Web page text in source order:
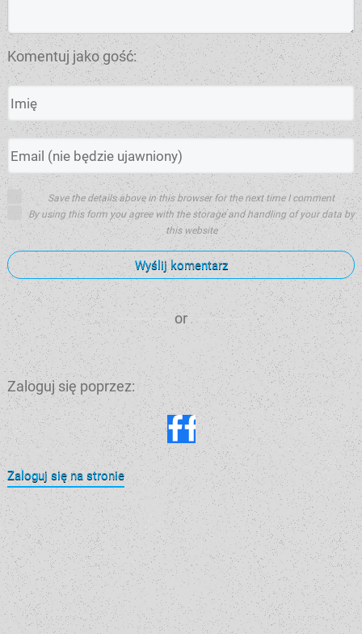
Komentuj jako gość:
Save the details above in this browser for the next time I comment
By using this form you agree with the storage and handling of your data by
this website
Wyślij komentarz
or
Zaloguj się poprzez:
Zaloguj się na stronie